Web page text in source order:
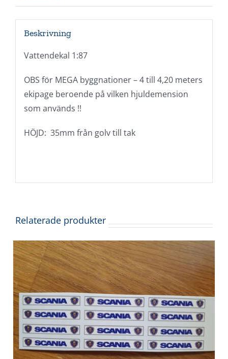
Beskrivning
Vattendekal 1:87
OBS för MEGA byggnationer – 4 till 4,20 meters
ekipage beroende på vilken hjuldemension
som används !!
HÖJD: 35mm från golv till tak
Relaterade produkter